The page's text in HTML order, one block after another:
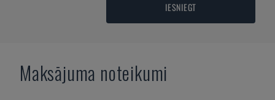
IESNIEGT
Maksājuma noteikumi